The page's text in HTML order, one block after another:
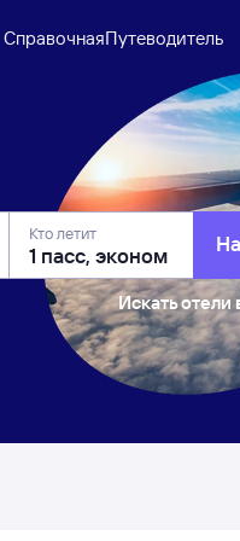
СправочнаяПутеводитель
Кто летит
Искать отели